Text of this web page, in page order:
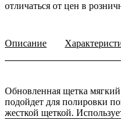
отличаться от цен в
Описание
Обновленная щетка
подойдет для полировки
жесткой щеткой.